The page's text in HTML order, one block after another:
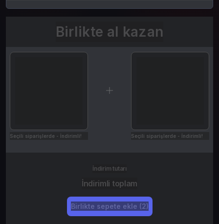
Birlikte al kazan
Seçili siparişlerde - İndirimli! Seçili siparişlerde - İndirimli!
İndirim tutarı
İndirimli toplam
Birlikte sepete ekle (2)